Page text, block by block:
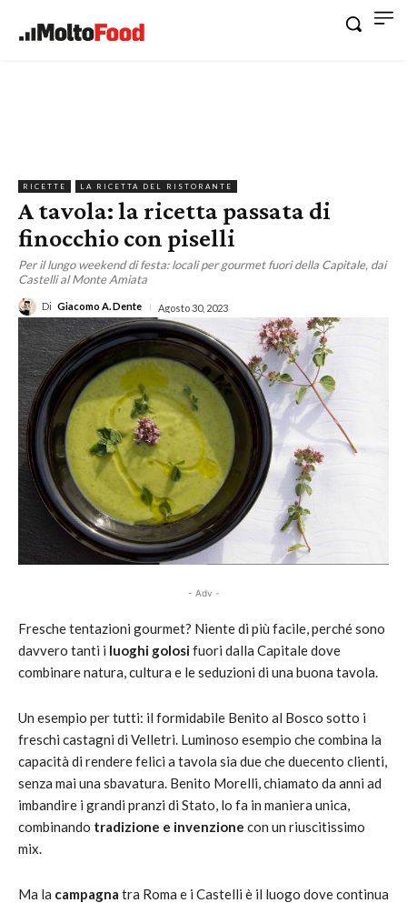
RICETTE LA RICETTA DEL RISTORANTE
A tavola: la ricetta passata di
finocchio con piselli
Per il lungo weekend di festa: locali per gourmet fuori della Capitale, dai
Castelli al Monte Amiata
Di Giacomo A. Dente Agosto 30, 2023
- Adv -
Fresche tentazioni gourmet? Niente di più facile, perché sono
davvero tanti i luoghi golosifuori dalla Capitale dove
combinare natura, cultura e le seduzioni di una buona tavola.
Un esempio per tutti: il formidabile Benito al Bosco sotto i
freschi castagni di Velletri. Luminoso esempio che combina la
capacità di rendere felici a tavola sia due che duecento clienti,
senza mai una sbavatura. Benito Morelli, chiamato da anni ad
imbandire i grandi pranzi di Stato, lo fa in maniera unica,
combinando tradizione e invenzione con un riuscitissimo
mix.
Ma la campagna tra Roma e i Castelli è il luogo dove continua